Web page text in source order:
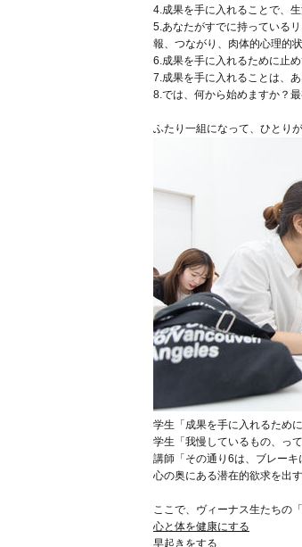
4.成果を手に入れることで、
5.あなたがすでに持っている
報、つながり、肉体的心理的状
6.成果を手に入れるために止
7.成果を手に入れることは、
8.では、何から始めますか？
ふたり一組になって、ひとり
学生「成果を手に入れるため
学生「我慢しているもの、っ
講師「その通り 6は、ブレーキ
心の奥にある潜在的欲求を出
ここで、ヴィーナス生たちの
心と体を健康にする
早起きをする